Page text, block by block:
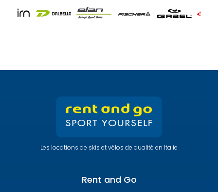
Les locations de skis et vélos de qualité en Italie
Rent and Go